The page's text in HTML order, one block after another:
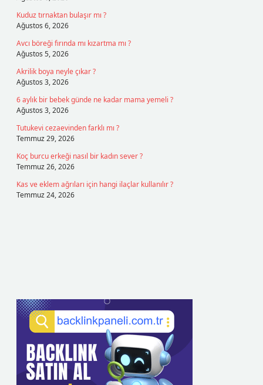
Kuduz tırnaktan bulaşır mı ?
Ağustos 6, 2026
Avcı böreği fırında mı kızartma mı ?
Ağustos 5, 2026
Akrilik boya neyle çıkar ?
Ağustos 3, 2026
6 aylık bir bebek günde ne kadar mama yemeli ?
Ağustos 3, 2026
Tutukevi cezaevinden farklı mı ?
Temmuz 29, 2026
Koç burcu erkeği nasıl bir kadın sever ?
Temmuz 26, 2026
Kas ve eklem ağrıları için hangi ilaçlar kullanılır ?
Temmuz 24, 2026